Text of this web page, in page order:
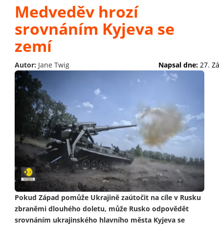
Medveděv hrozí
srovnáním Kyjeva se
zemí
Autor: Jane Twig Napsal dne: 27.
Pokud Západ pomůže Ukrajině zaútočit na cíle v Rusku
zbraněmi dlouhého doletu, může Rusko odpovědět
srovnáním ukrajinského hlavního města Kyjeva se